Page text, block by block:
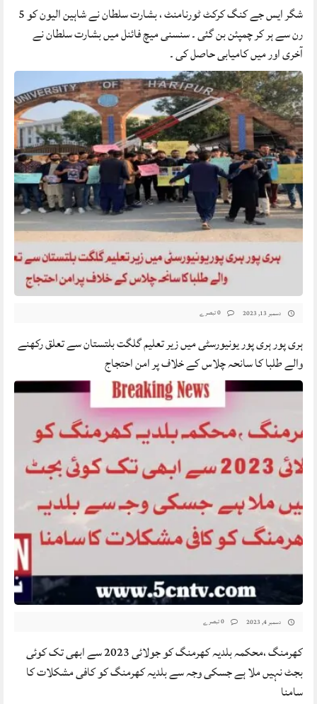
شگر ایس جے کنگ کرکٹ ٹورنامنٹ ، بشارت سلطان نے شاہین الیون کو 5
رن سے ہر کر چمپئن بن گئی ۔ سنسنی میچ فائنل میں بشارت سلطان نے
آخری اور میں کامیابی حاصل کی ۔
دسمبر 13, 2023
ہری پور ہری پور یونیورسٹی میں زیر تعلیم گلگت بلتستان سے تعلق رکھنے
والے طلبا کا سانحہ چلاس کے خلاف پر امن احتجاج
دسمبر 4, 2023
کھرمنگ ،محکمہ بلدیہ کھرمنگ کو جولائی 2023 سے ابھی تک کوئی
بجٹ نہیں ملا ہے جسکی وجہ سے بلدیہ کھرمنگ کو کافی مشکلات کا
سامنا